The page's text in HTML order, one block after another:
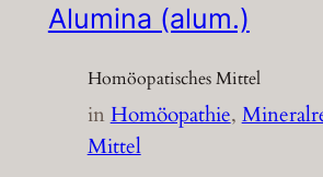
Alumina (alum.)
Homöopatisches Mittel
inHomöopathie,
Mittel